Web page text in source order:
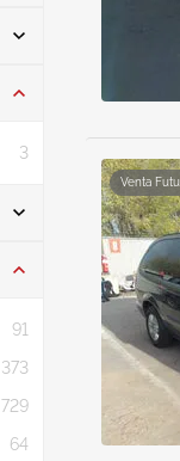
8
3
3
1
1
1
91
373
729
64
Venta